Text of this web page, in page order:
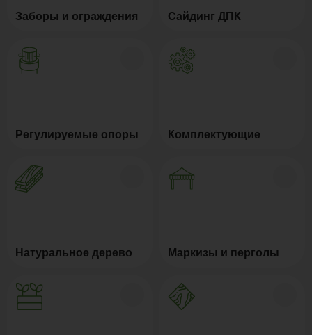
Заборы и ограждения Сайдинг ДПК
Регулируемые опоры Комплектующие
Натуральное дерево Маркизы и перголы